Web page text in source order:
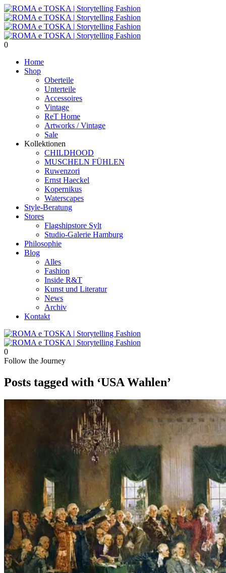
0
Home
Shop
Oberteile
Unterteile
Accessoires
Vintage
ReT Home
Artworks / Vintage
Sale
Kollektionen
CHILDHOOD
MUSCHELN FÜHLEN
Ruwenzori
Ernst Haeckel
Kopernikus
Waterscapes
Style-Beratung
Stores
Flagshipstore Sylt
Studio-Galerie Hamburg
Philosophie
Blog
Alles
Fashion
Inside R&T
Kunst und Literatur
News
Archiv
Kontakt
0
Follow the Journey
Posts tagged with ‘USA Wahlen’